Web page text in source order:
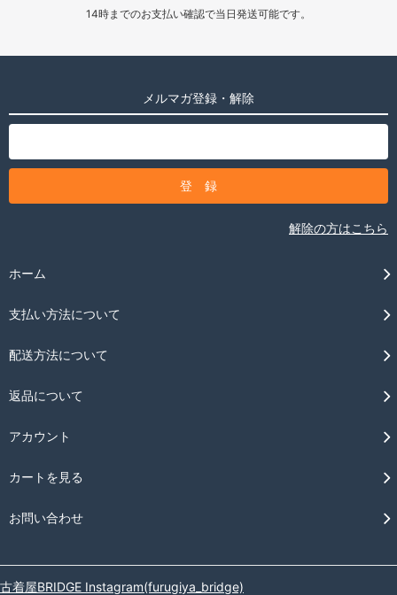
14時までのお支払い確認で当日発送可能です。
メルマガ登録・解除
解除の方はこちら
ホーム
支払い方法について
配送方法について
返品について
アカウント
カートを見る
お問い合わせ
古着屋BRIDGE Instagram(furugiya_bridge)